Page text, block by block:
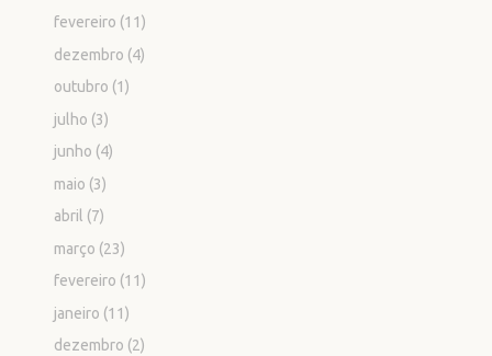
fevereiro (11)
dezembro (4)
outubro (1)
julho (3)
junho (4)
maio (3)
abril (7)
março (23)
fevereiro (11)
janeiro (11)
dezembro (2)